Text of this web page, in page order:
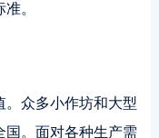
。
。众多小作坊和大型
国。面对各种生产需